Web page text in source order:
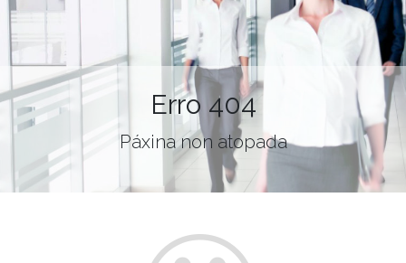
Erro 404
Páxina non atopada